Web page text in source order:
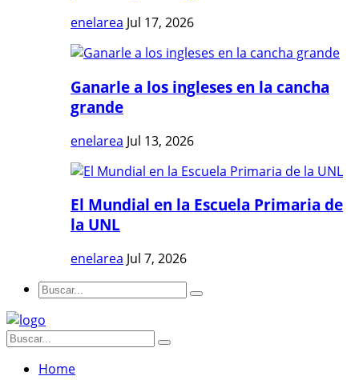
enelarea Jul 17, 2026
Ganarle a los ingleses en la cancha
grande
enelarea Jul 13, 2026
El Mundial en la Escuela Primaria de
la UNL
enelarea Jul 7, 2026
Home